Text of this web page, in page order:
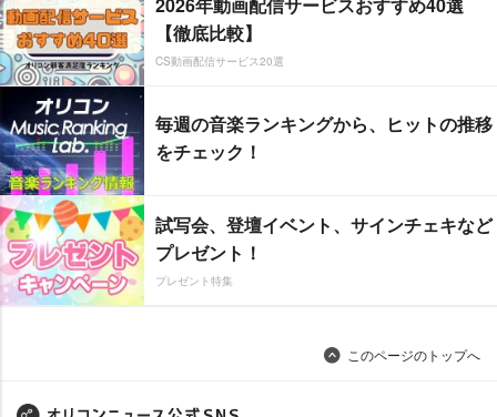
2026年動画配信サービスおすすめ40選
【徹底比較】
CS動画配信サービス20選
毎週の音楽ランキングから、ヒットの推移
をチェック！
試写会、登壇イベント、サインチェキなど
プレゼント！
プレゼント特集
このページのトップへ